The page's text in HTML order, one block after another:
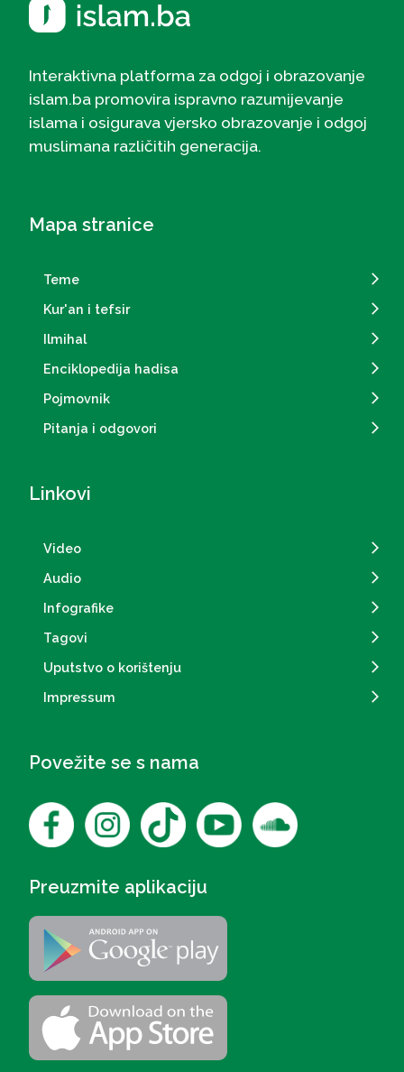
Interaktivna platforma za odgoj i obrazovanje
islam.ba promovira ispravno razumijevanje
islama i osigurava vjersko obrazovanje i odgoj
muslimana različitih generacija.
Mapa stranice
Teme
Kur'an i tefsir
Ilmihal
Enciklopedija hadisa
Pojmovnik
Pitanja i odgovori
Linkovi
Video
Audio
Infografike
Tagovi
Uputstvo o korištenju
Impressum
Povežite se s nama
Preuzmite aplikaciju